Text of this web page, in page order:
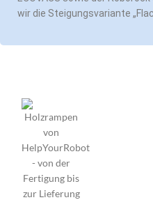
wir die Steigungsvariante